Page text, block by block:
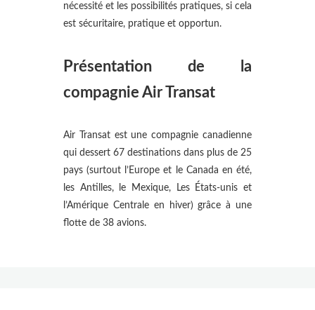
nécessité et les possibilités pratiques, si cela
est sécuritaire, pratique et opportun.
Présentation de la
compagnie Air Transat
Air Transat est une compagnie canadienne
qui dessert 67 destinations dans plus de 25
pays (surtout l’Europe et le Canada en été,
les Antilles, le Mexique, Les États-unis et
l’Amérique Centrale en hiver) grâce à une
flotte de 38 avions.